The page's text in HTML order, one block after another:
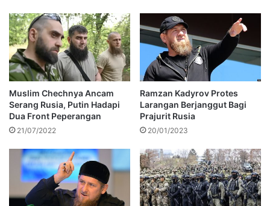
Muslim Chechnya Ancam
Serang Rusia, Putin Hadapi
Dua Front Peperangan
21/07/2022
Ramzan Kadyrov Protes
Larangan Berjanggut Bagi
Prajurit Rusia
20/01/2023